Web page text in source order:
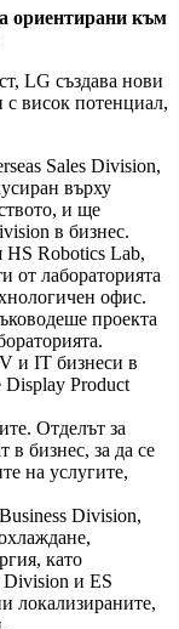
ориентирани към
LG създава нови
с висок потенциал,
Sales Division,
върху
и ще
в бизнес.
HS Robotics Lab,
от лабораторията
офис.
проекта
и IT бизнеси в
Display Product
Отделът за
в бизнес, за да се
на услугите,
Division,
като
и ES
локализираните,